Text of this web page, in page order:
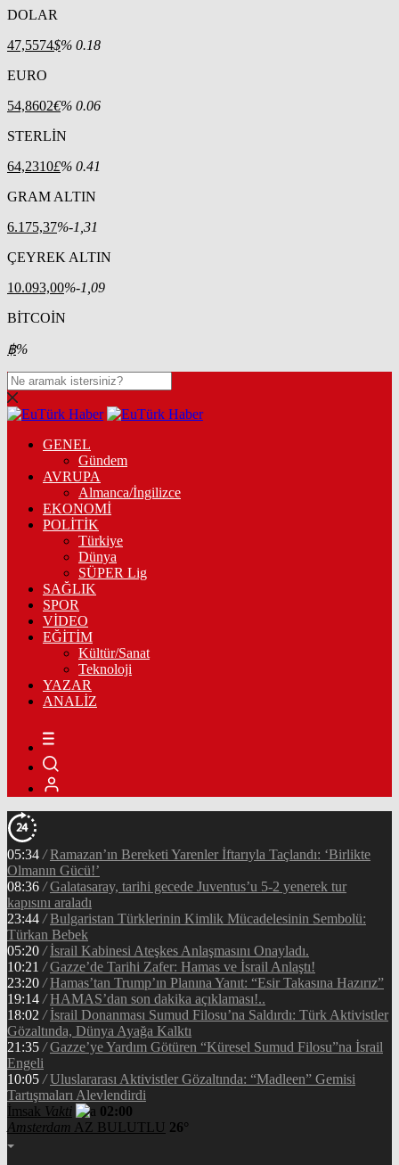
DOLAR
47,5574$% 0.18
EURO
54,8602€% 0.06
STERLİN
64,2310£% 0.41
GRAM ALTIN
6.175,37%-1,31
ÇEYREK ALTIN
10.093,00%-1,09
BİTCOİN
฿%
GENEL
Gündem
AVRUPA
Almanca/İngilizce
EKONOMİ
POLİTİK
Türkiye
Dünya
SÜPER Lig
SAĞLIK
SPOR
VİDEO
EĞİTİM
Kültür/Sanat
Teknoloji
YAZAR
ANALİZ
05:34 / Ramazan’ın Bereketi Yarenler İftarıyla Taçlandı: ‘Birlikte
Olmanın Gücü!’
08:36 / Galatasaray, tarihi gecede Juventus’u 5-2 yenerek tur
kapısını araladı
23:44 / Bulgaristan Türklerinin Kimlik Mücadelesinin Sembolü:
Türkan Bebek
05:20 / İsrail Kabinesi Ateşkes Anlaşmasını Onayladı.
10:21 / Gazze’de Tarihi Zafer: Hamas ve İsrail Anlaştı!
23:20 / Hamas’tan Trump’ın Planına Yanıt: “Esir Takasına Hazırız”
19:14 / HAMAS’dan son dakika açıklaması!..
18:02 / İsrail Donanması Sumud Filosu’na Saldırdı: Türk Aktivistler
Gözaltında, Dünya Ayağa Kalktı
21:35 / Gazze’ye Yardım Götüren “Küresel Sumud Filosu”na İsrail
Engeli
10:05 / Uluslararası Aktivistler Gözaltında: “Madleen” Gemisi
Tartışmaları Alevlendirdi
İmsak Vakti
02:00
Amsterdam AZ BULUTLU 26°